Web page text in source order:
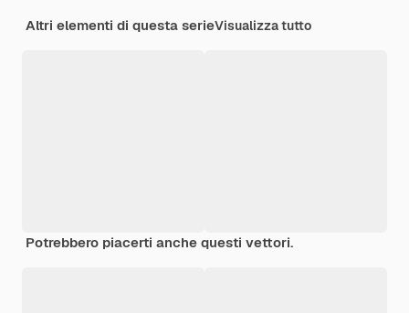
Altri elementi di questa serieVisualizza tutto
Potrebbero piacerti anche questi vettori.